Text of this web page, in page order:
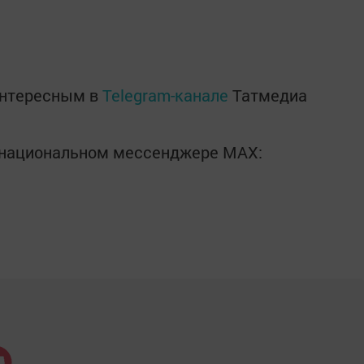
в Telegram-канале Татмедиа
мессенджере MАХ: